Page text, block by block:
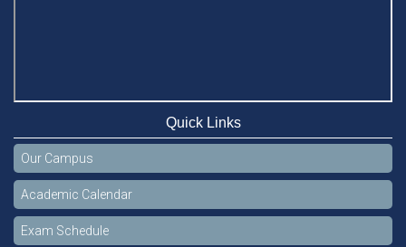
Jun 3, 2026
Dr. M Feroze Ahmed handed over 22 books to Stamford
University Library
Feb 9, 2024
Quick Links
Our Campus
Academic Calendar
Exam Schedule